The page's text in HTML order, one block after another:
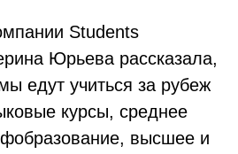
Students
Юрьева рассказала,
едут учиться за рубеж
курсы, среднее
высшее и